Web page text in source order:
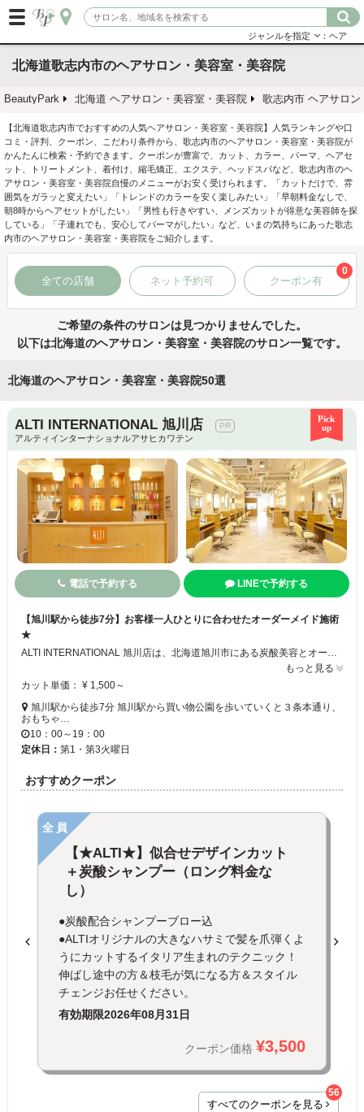
ジャンルを指定 ：ヘア
北海道歌志内市のヘアサロン・美容室・美容院
BeautyPark 北海道 ヘアサロン・美容室・美容院 歌志内市 ヘアサロ
【北海道歌志内市でおすすめの人気ヘアサロン・美容室・美容院】人気ランキングや口
コミ・評判、クーポン、こだわり条件から、歌志内市のヘアサロン・美容室・美容院が
かんたんに検索・予約できます。クーポンが豊富で、カット、カラー、パーマ、ヘアセ
ット、トリートメント、着付け、縮毛矯正、エクステ、ヘッドスパなど、歌志内市のヘ
アサロン・美容室・美容院自慢のメニューがお安く受けられます。「カットだけで、雰
囲気をガラッと変えたい」「トレンドのカラーを安く楽しみたい」「早朝料金なしで、
朝8時からヘアセットがしたい」「男性も行きやすい、メンズカットが得意な美容師を探
している」「子連れでも、安心してパーマがしたい」など、いまの気持ちにあった歌志
内市のヘアサロン・美容室・美容院をご紹介します。
全ての店舗 ネット予約可 クーポン有
0
ご希望の条件のサロンは見つかりませんでした。
以下は北海道のヘアサロン・美容室・美容院のサロン一覧です。
北海道のヘアサロン・美容室・美容院50選
ALTI INTERNATIONAL 旭川店
アルティインターナショナルアサヒカワテン
電話で予約する LINEで予約する
【旭川駅から徒歩7分】お客様一人ひとりに合わせたオーダーメイド施術
★
ALTI INTERNATIONAL 旭川店は、北海道旭川市にある炭酸美容とオーガニックをテーマにしたトータルビューティーサロンです！ カウンセリングもしっかり行い、お客様の髪質や髪の状態に合わせて最適な施術を提案いたします。
もっと見る
カット単価： ¥ 1,500～
旭川駅から徒歩7分 旭川駅から買い物公園を歩いていくと３条本通り、
おもちゃ…
10：00～19：00
定休日： 第1・第3火曜日
おすすめクーポン
全員
【★ALTI★】似合せデザインカット
＋炭酸シャンプー（ロング料金な
し）
●炭酸配合シャンプーブロー込
●ALTIオリジナルの大きなハサミで髪を爪弾くよ
うにカットするイタリア生まれのテクニック！
伸ばし途中の方＆枝毛が気になる方＆スタイル
チェンジお任せください。
有効期限2026年08月31日
クーポン価格 ¥3,500
すべてのクーポンを見る
56